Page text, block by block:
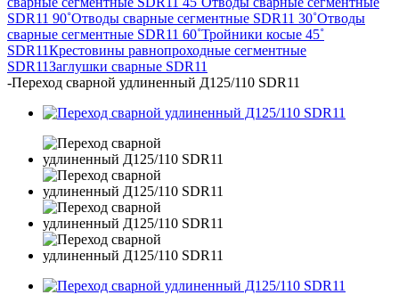
SDR11 90˚Отводы сварные сегментные SDR11 30˚Отводы
сварные сегментные SDR11 60˚Тройники косые 45˚
SDR11Крестовины равнопроходные сегментные
SDR11Заглушки сварные SDR11
-Переход сварной удлиненный Д125/110 SDR11